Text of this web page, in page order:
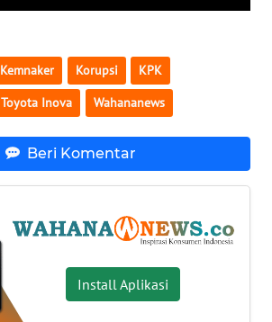
Kemnaker Korupsi KPK
Toyota Inova Wahananews
Beri Komentar
Install Aplikasi